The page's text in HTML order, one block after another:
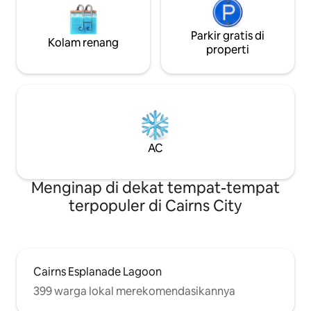
Kolam renang
Parkir gratis di
properti
AC
Menginap di dekat tempat-tempat
terpopuler di Cairns City
Cairns Esplanade Lagoon
399 warga lokal merekomendasikannya